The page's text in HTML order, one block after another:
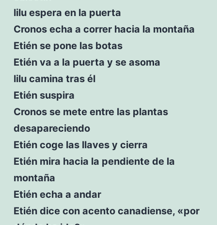
lilu espera en la puerta
Cronos echa a correr hacia la montaña
Etién se pone las botas
Etién va a la puerta y se asoma
lilu camina tras él
Etién suspira
Cronos se mete entre las plantas
desapareciendo
Etién coge las llaves y cierra
Etién mira hacia la pendiente de la
montaña
Etién echa a andar
Etién dice con acento canadiense, «por